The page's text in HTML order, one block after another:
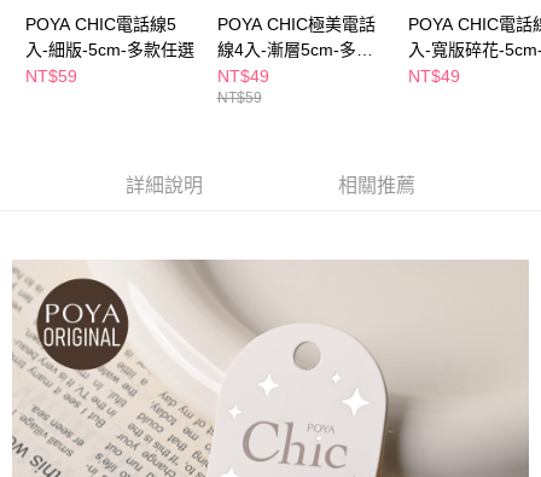
結帳頁面，進行簡訊認證並確認金額後，即可完成結帳。
２．訂單成立數日內，您將收到繳費通知簡訊。
３．收到繳費通知簡訊後14天內，點擊此簡訊中的連結，可透過四大超商／
ATM／網路銀行／等多元方式進行付款，方視為交易完成。
※ 交易是否成功請以「AFTEE先享後付 」之結帳頁面顯示為準，若有關於
１．透過由恩沛科技股份有限公司提供之「AFTEE先享後付」服務完成之交
易，需依本服務之必要範圍內提供個人資料，並將交易相關給付款項請求債
權轉讓予恩沛科技股份有限公司。
２．關於個人資料處理事宜，請瀏覽以下網址：
https://aftee.tw/terms/#terms3
３．未成年的使用者請事先徵得法定代理人或監護人之同意方可使用
「AFTEE先享後付」，若未經同意申辦者引起之損失，本公司不負相關責
任。
４．使用「AFTEE先享後付」時，將依據個別帳號之用戶狀況，依本公司即
付款後全家取貨
每筆NT$65，滿NT$390(含以上)免運費
付款後萊爾富取貨
7-11取貨付款
每筆NT$65，滿NT$490(含以上)免運費
付款後7-11取貨
每筆NT$65，滿NT$490(含以上)免運費
宅配(本島)
每筆NT$100，滿NT$790(含以上)免運費
POYA CHIC電話線5
入-細版-5cm-多款任選
NT$59
POYA CHIC極美電話
線4入-漸層5cm-多款
任選
NT$49
NT$59
POYA CHIC電話
入-寬版碎花-
任選
NT$49
詳細說明 相關推薦